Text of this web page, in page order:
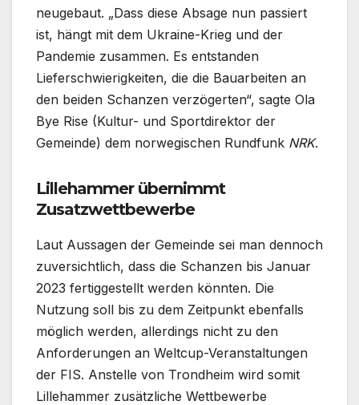
neugebaut. „Dass diese Absage nun passiert
ist, hängt mit dem Ukraine-Krieg und der
Pandemie zusammen. Es entstanden
Lieferschwierigkeiten, die die Bauarbeiten an
den beiden Schanzen verzögerten“, sagte Ola
Bye Rise (Kultur- und Sportdirektor der
Gemeinde) dem norwegischen Rundfunk NRK.
Lillehammer übernimmt
Zusatzwettbewerbe
Laut Aussagen der Gemeinde sei man dennoch
zuversichtlich, dass die Schanzen bis Januar
2023 fertiggestellt werden könnten. Die
Nutzung soll bis zu dem Zeitpunkt ebenfalls
möglich werden, allerdings nicht zu den
Anforderungen an Weltcup-Veranstaltungen
der FIS. Anstelle von Trondheim wird somit
Lillehammer zusätzliche Wettbewerbe